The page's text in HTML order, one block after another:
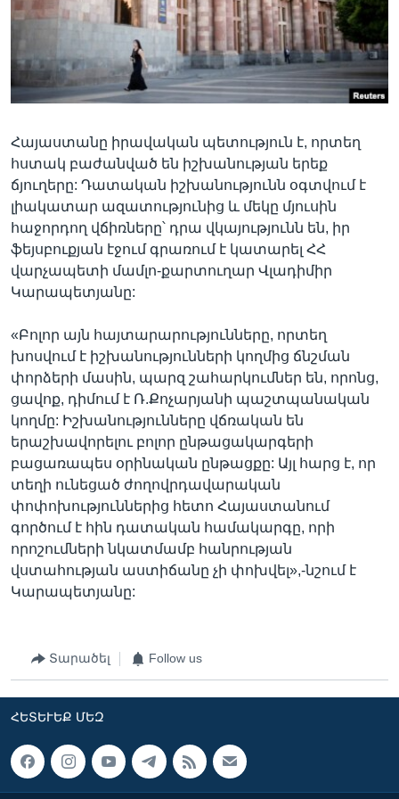
Լեզուներ
Հայաստանը իրավական պետություն է, որտեղ
հստակ բաժանված են իշխանության երեք
ճյուղերը: Դատական իշխանությունն օգտվում է
լիակատար ազատությունից և մեկը մյուսին
հաջորդող վճիռները՝ դրա վկայությունն են, իր
ֆեյսբուքյան էջում գրառում է կատարել ՀՀ
վարչապետի մամլո-քարտուղար Վլադիմիր
Կարապետյանը:
«Բոլոր այն հայտարարությունները, որտեղ
խոսվում է իշխանությունների կողմից ճնշման
փորձերի մասին, պարզ շահարկումներ են, որոնց,
ցավոք, դիմում է Ռ.Քոչարյանի պաշտպանական
կողմը: Իշխանությունները վճռական են
երաշխավորելու բոլոր ընթացակարգերի
բացառապես օրինական ընթացքը: Այլ հարց է, որ
տեղի ունեցած ժողովրդավարական
փոփոխություններից հետո Հայաստանում
գործում է հին դատական համակարգը, որի
որոշումների նկատմամբ հանրության
վստահության աստիճանը չի փոխվել»,-նշում է
Կարապետյանը:
Տարածել Follow us
ՀԵՏԵՒԵՔ ՄԵԶ